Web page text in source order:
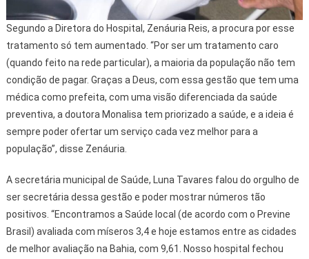
Segundo a Diretora do Hospital, Zenáuria Reis, a procura por esse
tratamento só tem aumentado. “Por ser um tratamento caro
(quando feito na rede particular), a maioria da população não tem
condição de pagar. Graças a Deus, com essa gestão que tem uma
médica como prefeita, com uma visão diferenciada da saúde
preventiva, a doutora Monalisa tem priorizado a saúde, e a ideia é
sempre poder ofertar um serviço cada vez melhor para a
população”, disse Zenáuria.
A secretária municipal de Saúde, Luna Tavares falou do orgulho de
ser secretária dessa gestão e poder mostrar números tão
positivos. “Encontramos a Saúde local (de acordo com o Previne
Brasil) avaliada com míseros 3,4 e hoje estamos entre as cidades
de melhor avaliação na Bahia, com 9,61. Nosso hospital fechou